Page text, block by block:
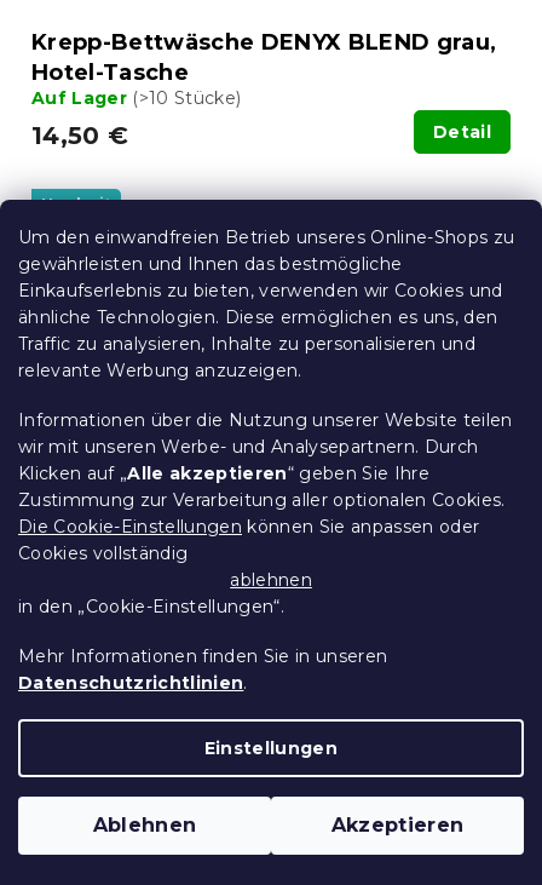
Um den einwandfreien Betrieb unseres Online-Shops zu
gewährleisten und Ihnen das bestmögliche
Einkaufserlebnis zu bieten, verwenden wir Cookies und
ähnliche Technologien. Diese ermöglichen es uns, den
Traffic zu analysieren, Inhalte zu personalisieren und
relevante Werbung anzuzeigen.
Informationen über die Nutzung unserer Website teilen
wir mit unseren Werbe- und Analysepartnern. Durch
Klicken auf „Alle akzeptieren“ geben Sie Ihre
Zustimmung zur Verarbeitung aller optionalen Cookies.
Die Cookie-Einstellungen können Sie anpassen oder
Cookies vollständig
ablehnen
in den „Cookie-Einstellungen“.
Mehr Informationen finden Sie in unseren
Datenschutzrichtlinien.
Einstellungen
Ablehnen Akzeptieren
Krepp-Bettwäsche DENYX BLEND grau,
Hotel-Tasche
Auf Lager (>10 Stücke)
14,50 € Detail
Neuheit
10 % Rabattcode:
Krepp-Bettwäsche DENYX BLEND grau,
Reißverschluss
Auf Lager(>10 Stücke)
ab14,50 €
Neuheit
BTS10